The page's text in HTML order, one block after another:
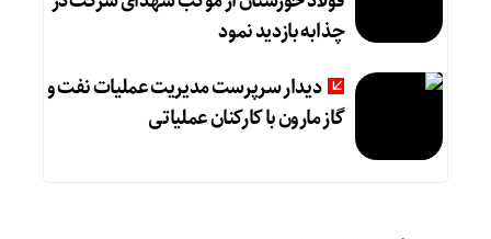
چذابه بازدید نمود
دیدار سرپرست مدیریت عملیات نفت و
گاز مارون با کارکنان عملیاتی